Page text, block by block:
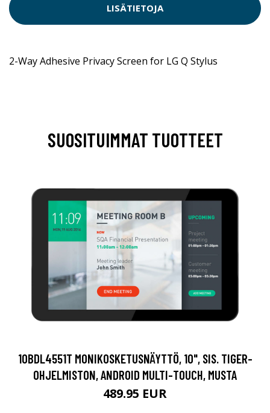
LISÄTIETOJA
2-Way Adhesive Privacy Screen for LG Q Stylus
SUOSITUIMMAT TUOTTEET
10BDL4551T MONIKOSKETUSNÄYTTÖ, 10", SIS. TIGER-
OHJELMISTON, ANDROID MULTI-TOUCH, MUSTA
489.95 EUR